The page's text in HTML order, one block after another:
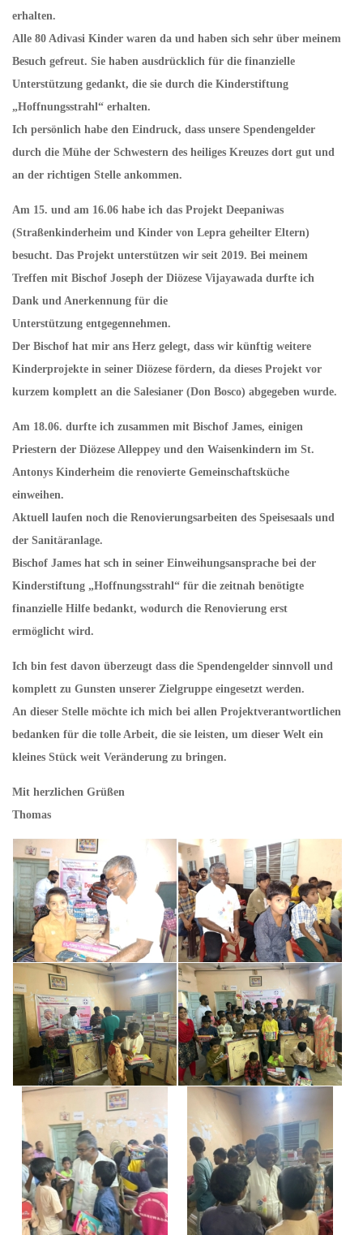
erhalten.
Alle 80 Adivasi Kinder waren da und haben sich sehr über meinem
Besuch gefreut. Sie haben ausdrücklich für die finanzielle
Unterstützung gedankt, die sie durch die Kinderstiftung
„Hoffnungsstrahl“ erhalten.
Ich persönlich habe den Eindruck, dass unsere Spendengelder
durch die Mühe der Schwestern des heiliges Kreuzes dort gut und
an der richtigen Stelle ankommen.
Am 15. und am 16.06 habe ich das Projekt Deepaniwas
(Straßenkinderheim und Kinder von Lepra geheilter Eltern)
besucht. Das Projekt unterstützen wir seit 2019. Bei meinem
Treffen mit Bischof Joseph der Diözese Vijayawada durfte ich
Dank und Anerkennung für die
Unterstützung entgegennehmen.
Der Bischof hat mir ans Herz gelegt, dass wir künftig weitere
Kinderprojekte in seiner Diözese fördern, da dieses Projekt vor
kurzem komplett an die Salesianer (Don Bosco) abgegeben wurde.
Am 18.06. durfte ich zusammen mit Bischof James, einigen
Priestern der Diözese Alleppey und den Waisenkindern im St.
Antonys Kinderheim die renovierte Gemeinschaftsküche
einweihen.
Aktuell laufen noch die Renovierungsarbeiten des Speisesaals und
der Sanitäranlage.
Bischof James hat sch in seiner Einweihungsansprache bei der
Kinderstiftung „Hoffnungsstrahl“ für die zeitnah benötigte
finanzielle Hilfe bedankt, wodurch die Renovierung erst
ermöglicht wird.
Ich bin fest davon überzeugt dass die Spendengelder sinnvoll und
komplett zu Gunsten unserer Zielgruppe eingesetzt werden.
An dieser Stelle möchte ich mich bei allen Projektverantwortlichen
bedanken für die tolle Arbeit, die sie leisten, um dieser Welt ein
kleines Stück weit Veränderung zu bringen.
Mit herzlichen Grüßen
Thomas